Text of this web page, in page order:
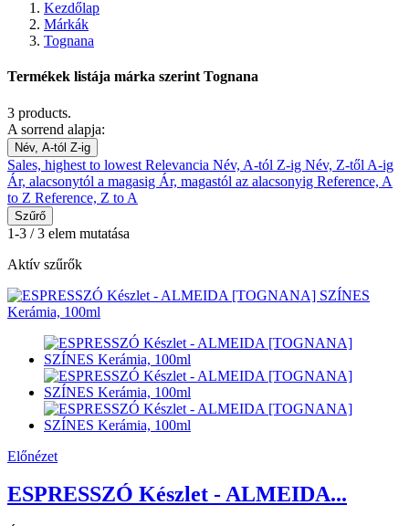
Kezdőlap
Márkák
Tognana
Termékek listája márka szerint Tognana
3 products.
A sorrend alapja:
Név, A-tól Z-ig
Sales, highest to lowest Relevancia Név, A-tól Z-ig Név, Z-től A-ig
Ár, alacsonytól a magasig Ár, magastól az alacsonyig Reference, A
to Z Reference, Z to A
Szűrő
1-3 / 3 elem mutatása
Aktív szűrők
Előnézet
ESPRESSZÓ Készlet - ALMEIDA...